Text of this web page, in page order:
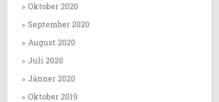
Oktober 2020
September 2020
August 2020
Juli 2020
Jänner 2020
Oktober 2019